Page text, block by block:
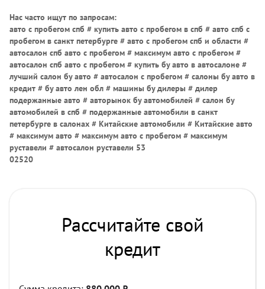
Нас часто ищут по запросам:
авто с пробегом спб # купить авто с пробегом в спб # авто спб с
пробегом в санкт петербурге # авто с пробегом спб и области #
автосалон спб авто с пробегом # максимум авто с пробегом #
автосалон спб авто с пробегом # купить бу авто в автосалоне #
лучший салон бу авто # автосалон с пробегом # салоны бу авто в
кредит # бу авто лен обл # машины бу дилеры # дилер
подержанные авто # авторынок бу автомобилей # салон бу
автомобилей в спб # подержанные автомобили в санкт
петербурге в салонах # Китайские автомобили # Китайские авто
# максимум авто # максимум авто с пробегом # максимум
руставели # автосалон руставели 53
02520
Рассчитайте свой
кредит